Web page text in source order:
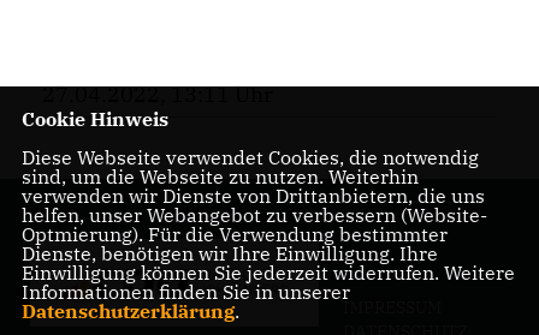
27.04.2022, 13:11 Uhr
Cookie Hinweis
Diese Webseite verwendet Cookies, die notwendig
sind, um die Webseite zu nutzen. Weiterhin
verwenden wir Dienste von Drittanbietern, die uns
helfen, unser Webangebot zu verbessern (Website-
Optmierung). Für die Verwendung bestimmter
Dienste, benötigen wir Ihre Einwilligung. Ihre
Einwilligung können Sie jederzeit widerrufen. Weitere
Informationen finden Sie in unserer
Datenschutzerklärung.